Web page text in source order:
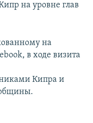
на уровне глав
на
в ходе визита
Кипра и